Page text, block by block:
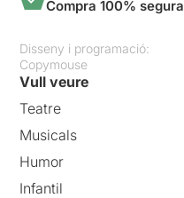
Compra 100% segura
Disseny i programació:
Copymouse
Vull veure
Teatre
Musicals
Humor
Infantil